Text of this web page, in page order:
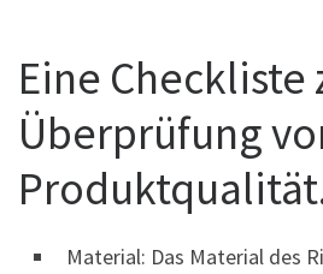
Eine Checkliste
Überprüfung
Material: Das Material des